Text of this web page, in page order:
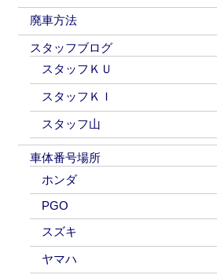
廃車方法
スタッフブログ
スタッフＫＵ
スタッフＫＩ
スタッフ山
車体番号場所
ホンダ
PGO
スズキ
ヤマハ